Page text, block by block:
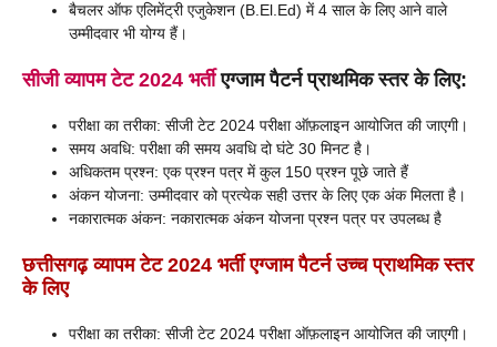
बैचलर ऑफ एलिमेंट्री एजुकेशन (B.El.Ed) में 4 साल के लिए आने वाले
उम्मीदवार भी योग्य हैं।
सीजी व्यापम टेट 2024 भर्तीएग्जाम पैटर्नप्राथमिक स्तर के लिए:
परीक्षा का तरीका: सीजी टेट 2024 परीक्षा ऑफ़लाइन आयोजित की जाएगी।
समय अवधि: परीक्षा की समय अवधि दो घंटे 30 मिनट है।
अधिकतम प्रश्न: एक प्रश्न पत्र में कुल 150 प्रश्न पूछे जाते हैं
अंकन योजना: उम्मीदवार को प्रत्येक सही उत्तर के लिए एक अंक मिलता है।
नकारात्मक अंकन: नकारात्मक अंकन योजना प्रश्न पत्र पर उपलब्ध है
छत्तीसगढ़ व्यापम टेट 2024 भर्तीएग्जाम पैटर्न उच्च प्राथमिक स्तर
के लिए
परीक्षा का तरीका: सीजी टेट 2024 परीक्षा ऑफ़लाइन आयोजित की जाएगी।